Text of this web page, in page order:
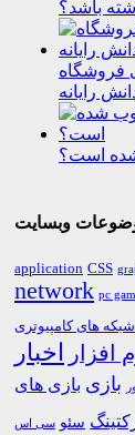
باشد؟
فروشگاه
رایانه
است؟
وبسایت
application CSS
network pc
های کامپیوتری
افزار اخبار
بازی بازی های
سئو سی اس